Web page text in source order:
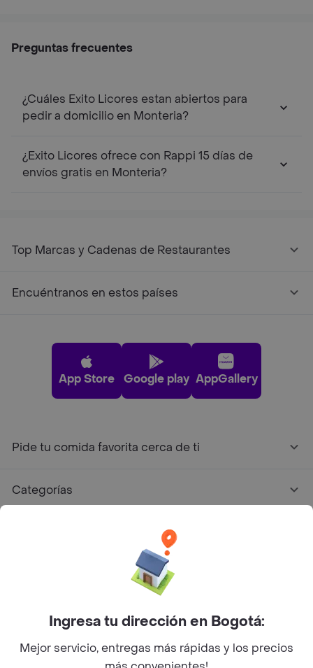
Preguntas frecuentes
¿Cuáles Exito Licores estan abiertos para
pedir a domicilio en Monteria?
¿Exito Licores ofrece con Rappi 15 días de
envíos gratis en Monteria?
Top Marcas y Cadenas de Restaurantes
Encuéntranos en estos países
App Store Google play AppGallery
Pide tu comida favorita cerca de ti
Categorías
Facebook
Twitter
Instagram
©2026Rappi Inc. All rights reserved.
Ingresa tu dirección en Bogotá:
Mejor servicio, entregas más rápidas y los precios